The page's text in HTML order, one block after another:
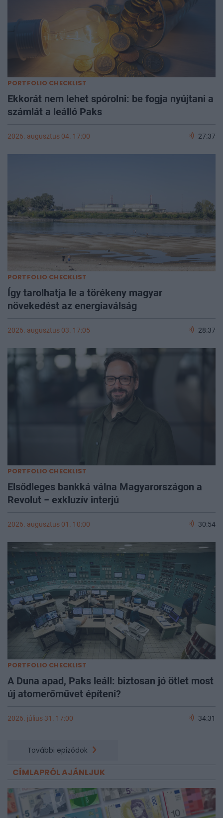
PORTFOLIO CHECKLIST
Ekkorát nem lehet spórolni: be fogja nyújtani a
számlát a leálló Paks
2026. augusztus 04. 17:00 27:37
PORTFOLIO CHECKLIST
Így tarolhatja le a törékeny magyar
növekedést az energiaválság
2026. augusztus 03. 17:05 28:37
PORTFOLIO CHECKLIST
Elsődleges bankká válna Magyarországon a
Revolut − exkluzív interjú
2026. augusztus 01. 10:00 30:54
PORTFOLIO CHECKLIST
A Duna apad, Paks leáll: biztosan jó ötlet most
új atomerőművet építeni?
2026. július 31. 17:00 34:31
További epizódok
CÍMLAPRÓL AJÁNLJUK